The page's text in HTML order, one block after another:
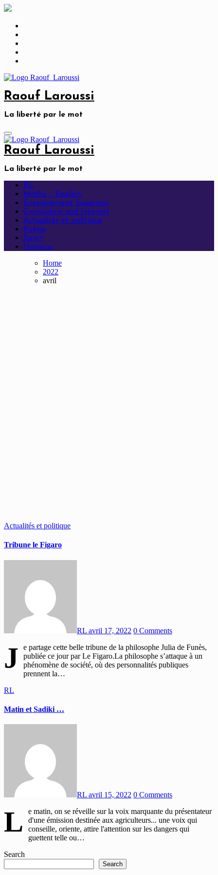
Skip
content
Raouf Laroussi
La liberté par le mot
Raouf Laroussi
La liberté par le mot
RL
Maths – Epsilon
Enseignement Supérieur
Computers and Internet
Actualités et politique
Poésie
Sport
Humour
Home
2022
avril
Actualités et politique
Tribune le Figaro
RL avril 17, 2022 0 Comments
J
e partage cette belle tribune de la philosophe Julia de Funès,
publiée ce jour par Le Figaro.La philosophe s’attaque à un
phénomène de société, où des personnalités publiques
prennent la…
RL
Matin et Sadiki …
RL avril 15, 2022 0 Comments
L
e matin, on se réveille sur la voix marquante du présentateur
d'une émission destinée aux agriculteurs... une voix qui
conseille, oriente, attire l'attention sur les dangers qui
guettent telle ou…
Search
Search